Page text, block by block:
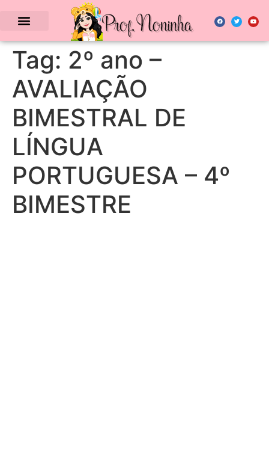
Tag: 2º ano –
AVALIAÇÃO
BIMESTRAL DE
LÍNGUA
PORTUGUESA – 4º
BIMESTRE